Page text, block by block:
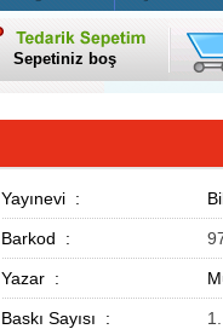
Sepetiniz boş
Yayınevi :
Barkod :
Yazar :
Baskı Sayısı :